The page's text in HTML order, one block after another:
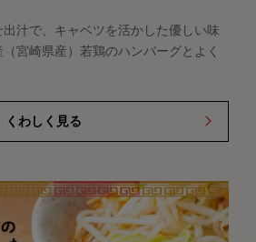
汁で、キャベツを活かした優しい味
宮崎県産）若鶏のハンバーグとよく
くわしく見る